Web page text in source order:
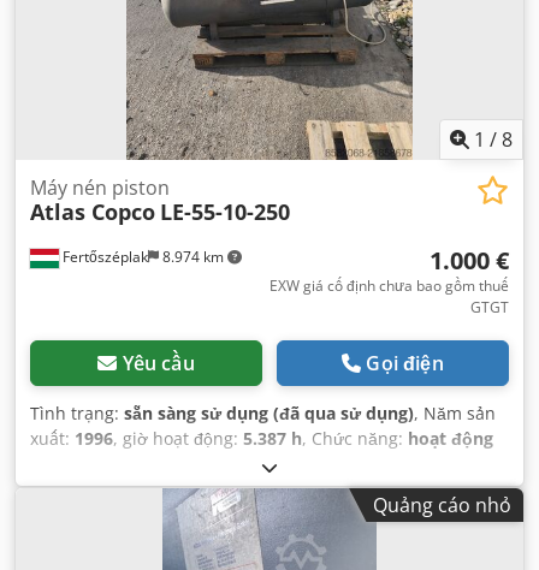
1 /8
Fertőszéplak 8.974 km
Máy nén piston
Atlas Copco LE-55-10-250
1.000 €
EXW giá cố định chưa bao gồm thuế
GTGT
Yêu cầu Gọi điện
Tình trạng: sẵn sàng sử dụng (đã qua sử dụng), Năm sản
xuất: 1996, giờ hoạt động: 5.387 h, Chức năng: hoạt động
, trọng lượng tổng cộng:
1.500 mm,
Quảng cáo nhỏ